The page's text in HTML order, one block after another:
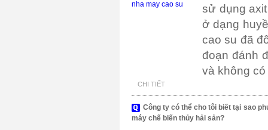
sử dụng
ở dạng
cao su đã
đoạn đánh
và không
CHI TIẾT
Công ty có thể cho tôi biết tại sao
máy chế biến thủy hải sản?